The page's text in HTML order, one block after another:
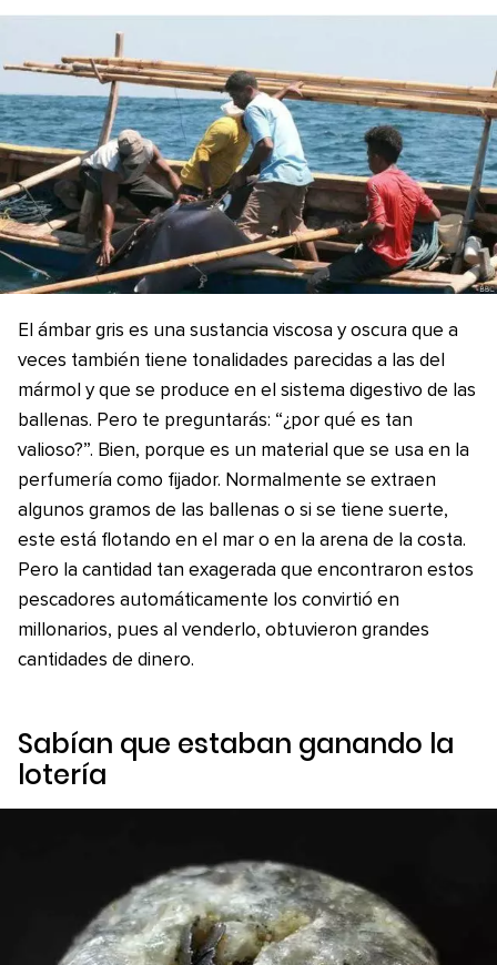
El ámbar gris es una sustancia viscosa y oscura que a
veces también tiene tonalidades parecidas a las del
mármol y que se produce en el sistema digestivo de las
ballenas. Pero te preguntarás: “¿por qué es tan
valioso?”. Bien, porque es un material que se usa en la
perfumería como fijador. Normalmente se extraen
algunos gramos de las ballenas o si se tiene suerte,
este está flotando en el mar o en la arena de la costa.
Pero la cantidad tan exagerada que encontraron estos
pescadores automáticamente los convirtió en
millonarios, pues al venderlo, obtuvieron grandes
cantidades de dinero.
Sabían que estaban ganando la
lotería